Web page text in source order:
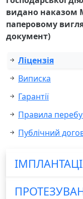
видано наказом
паперовому
документ)
Ліцензія
Виписка
Гарантії
Правила
Публічний